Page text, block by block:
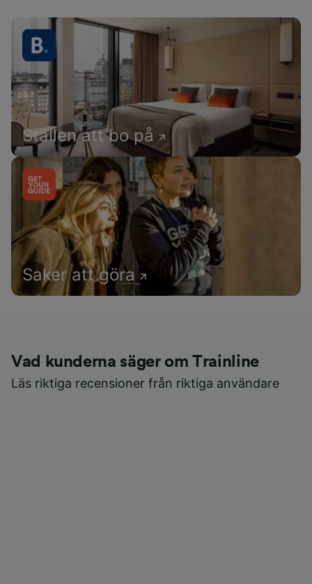
Ställen att bo på
Saker att göra
Vad kunderna säger om Trainline
Läs riktiga recensioner från riktiga användare